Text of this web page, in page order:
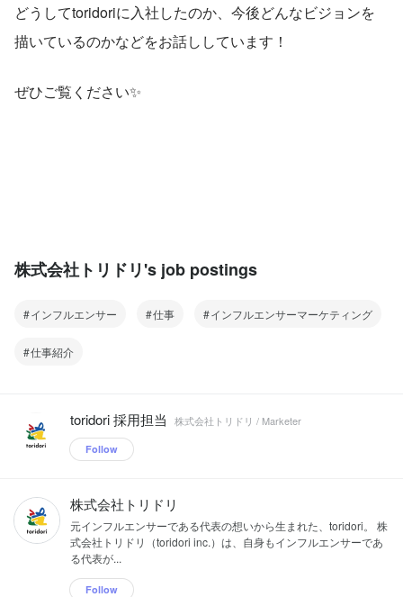
どうしてtoridoriに入社したのか、今後どんなビジョンを
描いているのかなどをお話ししています！
ぜひご覧ください✨
株式会社トリドリ's job postings
インフルエンサー 仕事 インフルエンサーマーケティング
仕事紹介
toridori 採用担当 株式会社トリドリ / Marketer
Follow
株式会社トリドリ
元インフルエンサーである代表の想いから生まれた、toridori。 株
式会社トリドリ（toridori inc.）は、自身もインフルエンサーであ
る代表が...
Follow